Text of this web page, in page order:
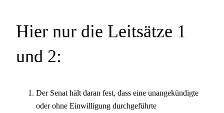
Hier nur die Leitsätze 1
und 2:
Der Senat hält daran fest, dass eine unangekündigte
oder ohne Einwilligung durchgeführte